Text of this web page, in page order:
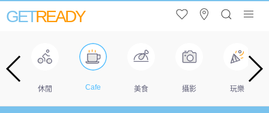
GETREADY
休閒 Cafe 美食 攝影 玩樂